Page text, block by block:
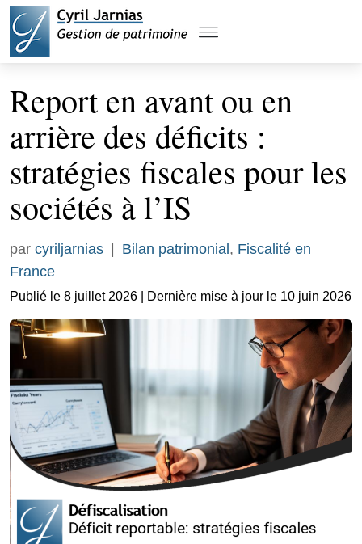
Report en avant ou en
arrière des déficits :
stratégies fiscales pour les
sociétés à l’IS
par cyriljarnias Bilan patrimonial , Fiscalité en
France
Publié le 8 juillet 2026 | Dernière mise à jour le 10 juin 2026